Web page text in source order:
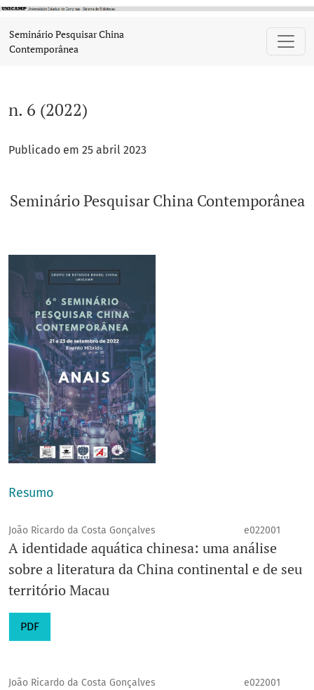
n. 6 (2022): Seminário Pesquisar China Contemporânea
Seminário Pesquisar China
Contemporânea
n. 6 (2022)
Publicado em 25 abril 2023
Seminário Pesquisar China Contemporânea
Resumo
João Ricardo da Costa Gonçalves e022001
A identidade aquática chinesa: uma análise
sobre a literatura da China continental e de seu
território Macau
PDF
João Ricardo da Costa Gonçalves e022001